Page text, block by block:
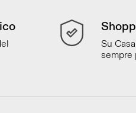
Su
sempre